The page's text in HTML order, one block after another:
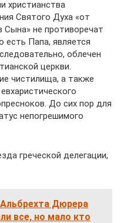
христианства
Святого Духа «от
не противоречат
есть Папа, является
облечен
церкви.
чистилища, а также
До сих пор для
непогрешимого
греческой делегации,
Дюрера
все, но мало кто